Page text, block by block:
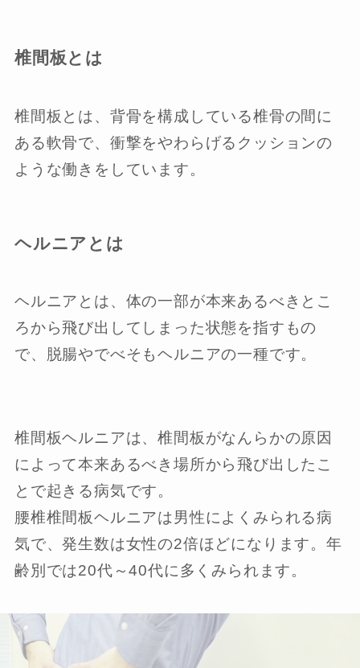
椎間板とは
椎間板とは、背骨を構成している椎骨の間に
ある軟骨で、衝撃をやわらげるクッションの
ような働きをしています。
ヘルニアとは
ヘルニアとは、体の一部が本来あるべきとこ
ろから飛び出してしまった状態を指すもの
で、脱腸やでべそもヘルニアの一種です。
椎間板ヘルニアは、椎間板がなんらかの原因
によって本来あるべき場所から飛び出したこ
とで起きる病気です。
腰椎椎間板ヘルニアは男性によくみられる病
気で、発生数は女性の2倍ほどになります。年
齢別では20代～40代に多くみられます。